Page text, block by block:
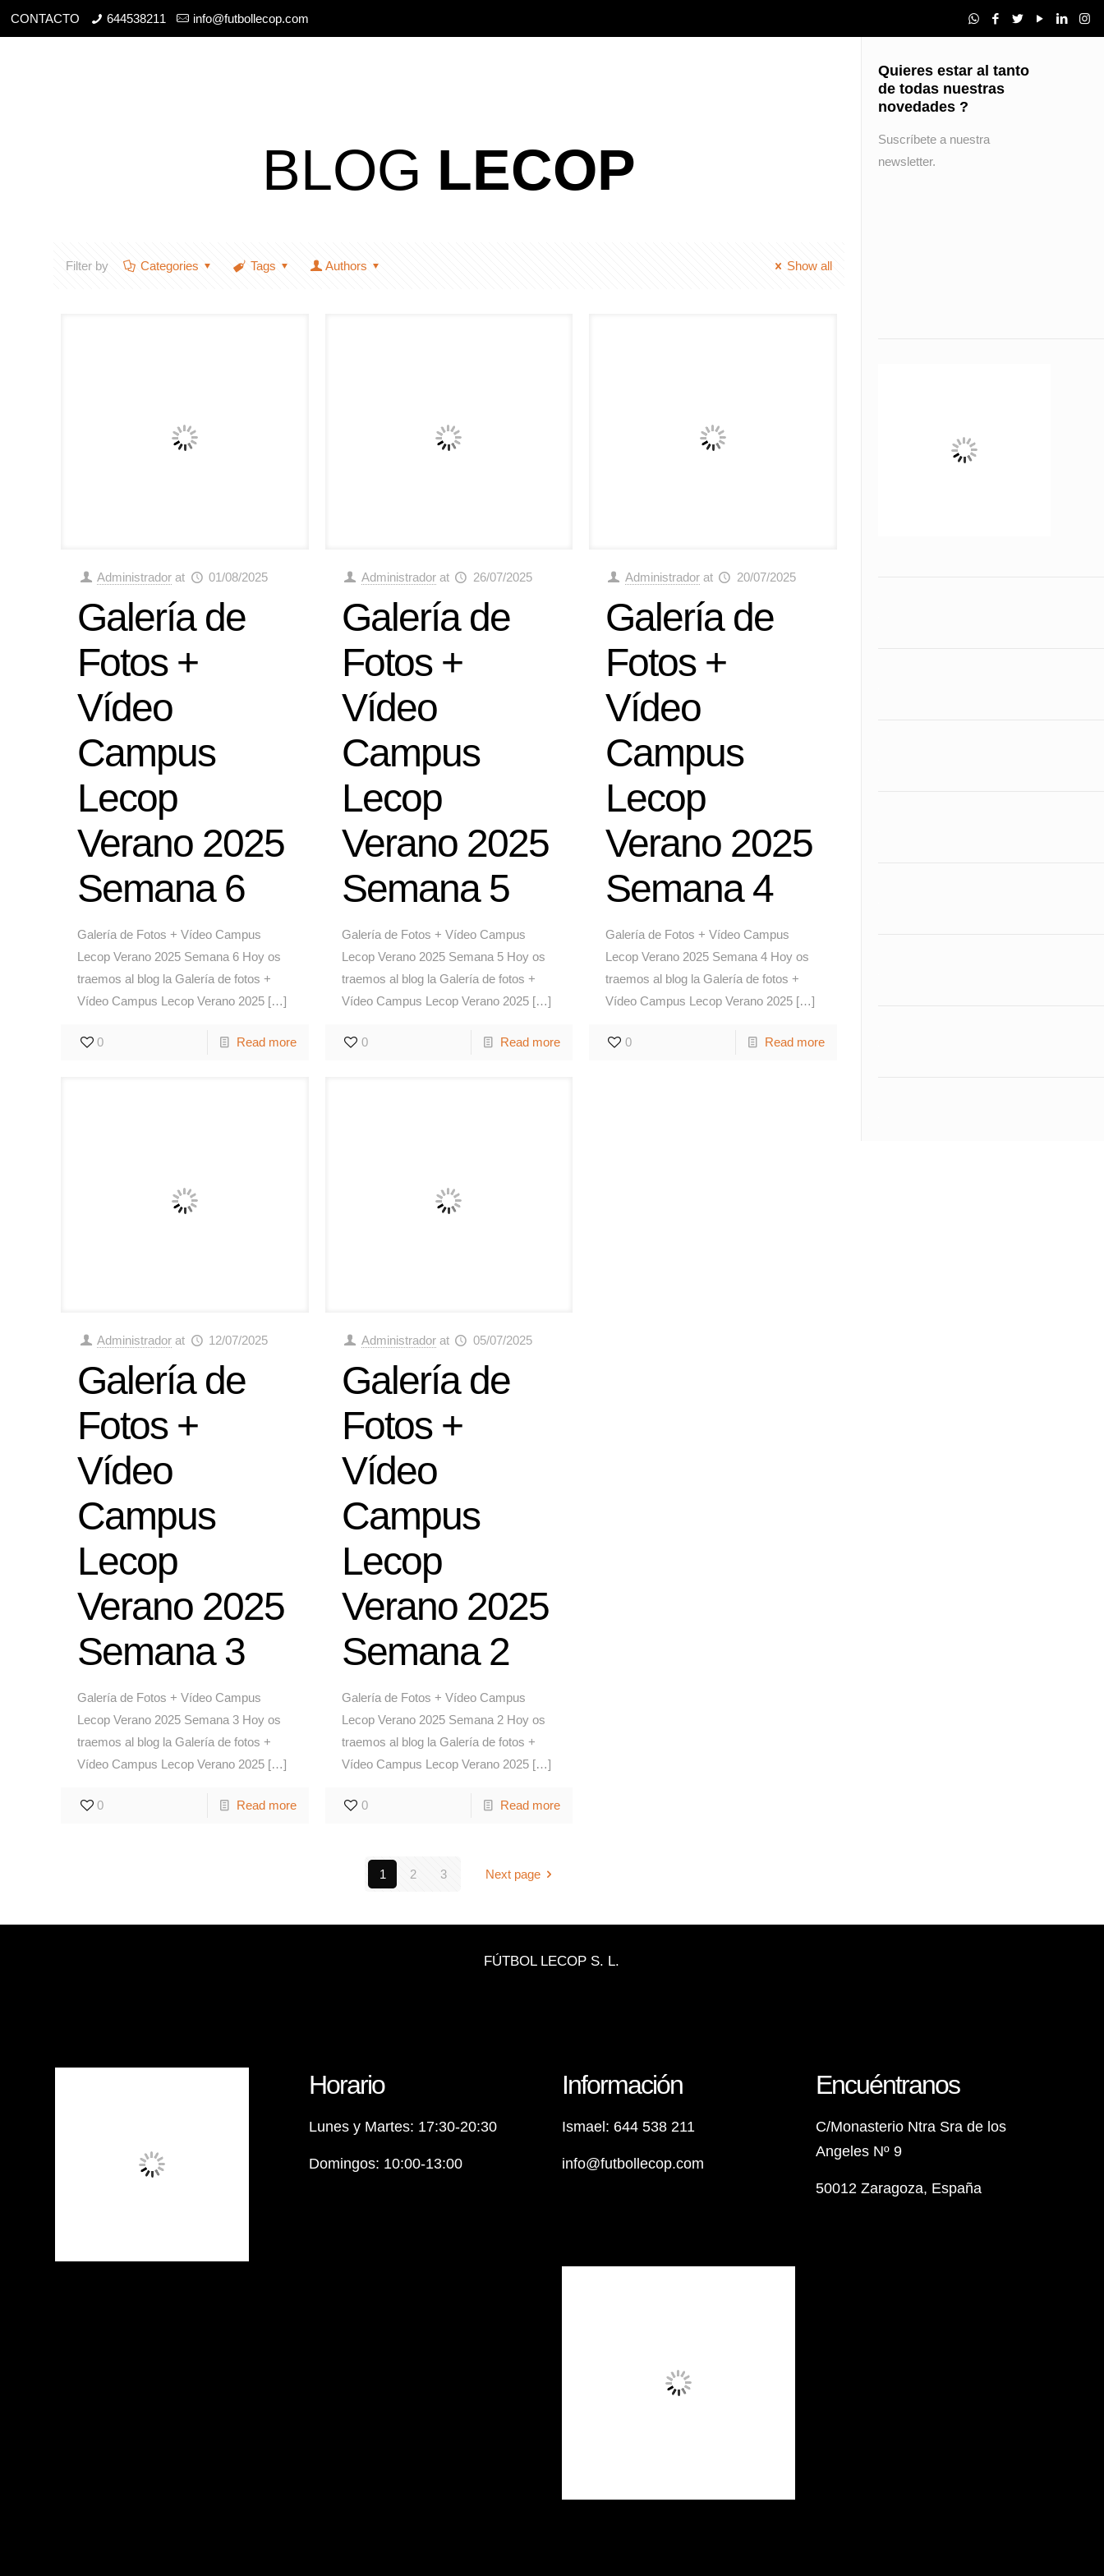
CONTACTO 644538211 info@futbollecop.com
BLOG LECOP
Filter by Categories Tags Authors Show all
Administrador at 01/08/2025
Galería de
Fotos +
Vídeo
Campus
Lecop
Verano 2025
Semana 6
Galería de Fotos + Vídeo Campus
Lecop Verano 2025 Semana 6 Hoy os
traemos al blog la Galería de fotos +
Vídeo Campus Lecop Verano 2025 […]
0 Read more
Administrador at 26/07/2025
Galería de
Fotos +
Vídeo
Campus
Lecop
Verano 2025
Semana 5
Galería de Fotos + Vídeo Campus
Lecop Verano 2025 Semana 5 Hoy os
traemos al blog la Galería de fotos +
Vídeo Campus Lecop Verano 2025[…]
0 Read more
Administrador at 20/07/2025
Galería de
Fotos +
Vídeo
Campus
Lecop
Verano 2025
Semana 4
Galería de Fotos + Vídeo Campus
Lecop Verano 2025 Semana 4 Hoy os
traemos al blog la Galería de fotos +
Vídeo Campus Lecop Verano 2025[…]
0 Read more
Administrador at 12/07/2025
Galería de
Fotos +
Vídeo
Campus
Lecop
Verano 2025
Semana 3
Galería de Fotos + Vídeo Campus
Lecop Verano 2025 Semana 3 Hoy os
traemos al blog la Galería de fotos +
Vídeo Campus Lecop Verano 2025 […]
0 Read more
Administrador at 05/07/2025
Galería de
Fotos +
Vídeo
Campus
Lecop
Verano 2025
Semana 2
Galería de Fotos + Vídeo Campus
Lecop Verano 2025 Semana 2 Hoy os
traemos al blog la Galería de fotos +
Vídeo Campus Lecop Verano 2025[…]
0 Read more
1 2 3 Next page
Quieres estar al tanto
de todas nuestras
novedades ?
Suscríbete a nuestra
newsletter.
FÚTBOL LECOP S. L.
Horario
Lunes y Martes: 17:30-20:30
Domingos: 10:00-13:00
Información
Ismael: 644 538 211
info@futbollecop.com
Encuéntranos
C/Monasterio Ntra Sra de los
Angeles Nº 9
50012 Zaragoza, España